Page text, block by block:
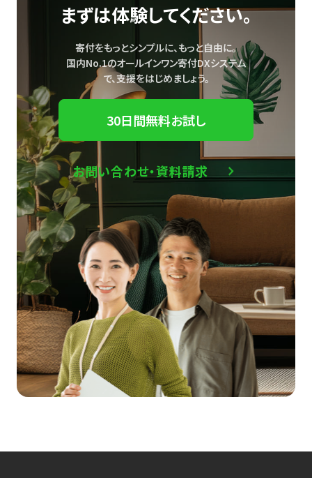
まずは体験してください。
寄付をもっとシンプルに、もっと自由に。
国内No.1のオールインワン寄付DXシステム
で、支援をはじめましょう。
30日間無料お試し
お問い合わせ・資料請求